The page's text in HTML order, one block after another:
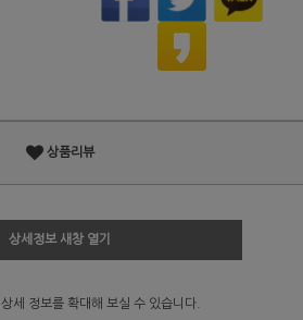
상품리뷰
상세정보 새창 열기
상세 정보를 확대해 보실 수 있습니다.